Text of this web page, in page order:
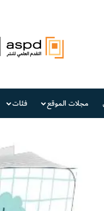
مجلات الموقع فئات